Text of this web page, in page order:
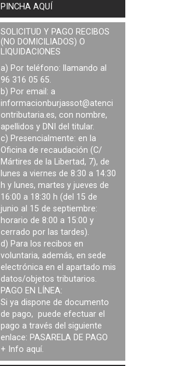
PINCHA AQUÍ
SOLICITUD Y PAGO RECIBOS
(NO DOMICILIADOS) O
LIQUIDACIONES
a) Por teléfono: llamando al
96 316 05 65.
b) Por email: a
informacionburjassot@atenci
ontributaria.es, con nombre,
apellidos y DNI del titular.
c) Presencialmente: en la
Oficina de recaudación (C/
Mártires de la Libertad, 7), de
lunes a viernes de 8:30 a 14:30
h y lunes, martes y jueves de
16:00 a 18:30 h (del 15 de
junio al 15 de septiembre:
horario de 8:00 a 15:00 y
cerrado por las tardes).
d) Para los recibos en
voluntaria, además, en sede
electrónica en el apartado mis
datos/objetos tributarios.
PAGO EN LÍNEA:
Si ya dispone de documento
de pago, puede efectuar el
pago a través del siguiente
enlace: PASARELA DE PAGO
+ Info aquí.